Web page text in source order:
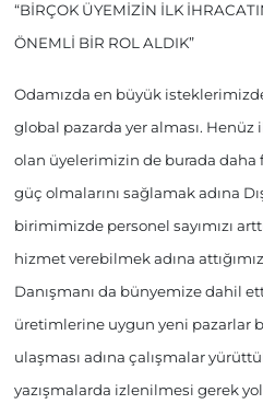
“BİRÇOK ÜYEMİZİN İLK
ÖNEMLİ BİR ROL ALDIK”
Odamızda en büyük
global pazarda yer alması. Henüz
olan üyelerimizin de burada daha
güç olmalarını sağlamak adına
birimimizde personel sayımızı
hizmet verebilmek adına
Danışmanı da bünyemize dahil
üretimlerine uygun yeni pazarlar
ulaşması adına çalışmalar
yazışmalarda izlenilmesi gerek